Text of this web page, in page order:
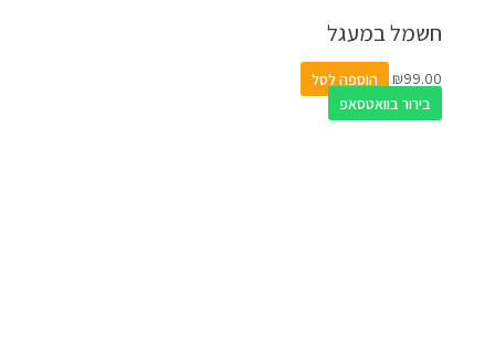
חשמל במעגל
₪99.00
הוספה לסל
בירור בוואטסאפ